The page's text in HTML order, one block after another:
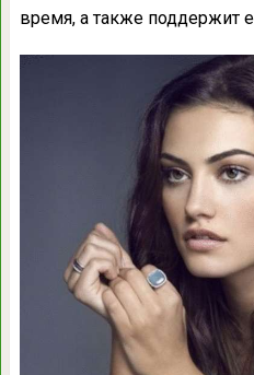
время, а также поддержит